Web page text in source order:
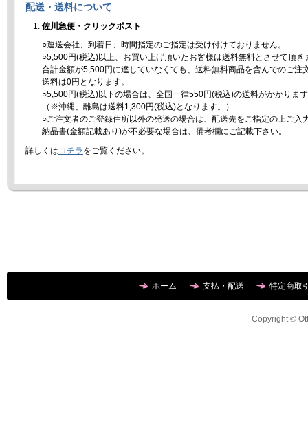
配送・送料について
佐川急便・クリックポスト
○運送会社、到着日、時間指定のご指定は受け付けておりません。
○5,500円(税込)以上、お買い上げ頂いたお客様は送料無料とさせて頂き
合計金額が5,500円に達していなくても、送料無料商品を含んでのご注
送料は0円となります。
○5,500円(税込)以下の場合は、全国一律550円(税込)の送料がかかりま
（※沖縄、離島は送料1,300円(税込)となります。）
○ご注文者のご登録住所以外の発送の場合は、配送先をご指定の上ご入
納品書(金額記載あり)が不必要な場合は、備考欄にご記載下さい。
詳しくはコチラ をご覧ください。
ホーム 支払・配送 特定商取
Copyright ©